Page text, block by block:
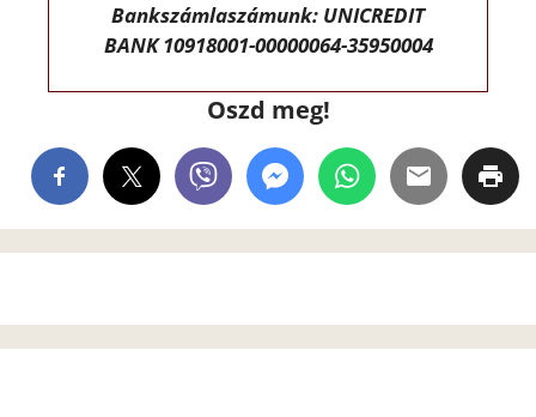
Bankszámlaszámunk: UNICREDIT
BANK 10918001-00000064-35950004
Oszd meg!